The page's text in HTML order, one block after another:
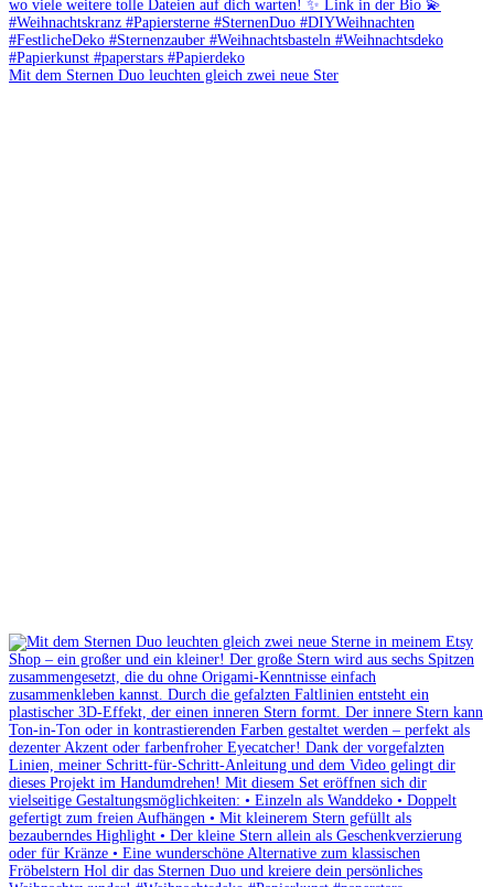
Mit dem Sternen Duo leuchten gleich zwei neue Ster